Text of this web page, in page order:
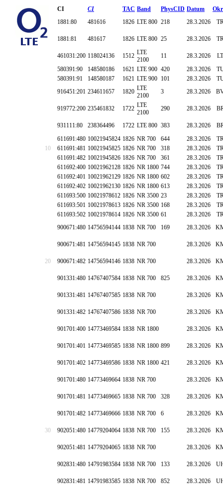
CI CI TAC Band PhysCID Datum
1881:80
481616 1826 LTE 800 218 28.3.2026
1881:81 481617 1826 LTE 800 25 28.3.2026
461031:200 118024136 1512 LTE
2100
11 28.3.2026
LT
580391:90
148580186 1621 LTE 900 420 28.3.2026
580391:91
148580187 1621 LTE 900 101 28.3.2026
916451:201 234611657 1820 LTE
2100
3 28.3.2026
919772:200 235461832 1722 LTE
2100
290 28.3.2026
931111:80 238364496 1722 LTE 800 383 28.3.2026
611691:480 10021945824 1826 NR 700 644 28.3.2026
10
611691:481 10021945825 1826 NR 700 318 28.3.2026
611691:482 10021945826 1826 NR 700 361 28.3.2026
611692:400 10021962128 1826 NR 1800 744 28.3.2026
611692:401 10021962129 1826 NR 1800 602 28.3.2026
611692:402 10021962130 1826 NR 1800 613 28.3.2026
611693:500 10021978612 1826 NR 3500 23 28.3.2026
611693:501 10021978613 1826 NR 3500 168 28.3.2026
611693:502 10021978614 1826 NR 3500 61 28.3.2026
900671:480 14756594144 1838 NR 700 169 28.3.2026
900671:481 14756594145 1838 NR 700 28.3.2026
20 900671:482 14756594146 1838 NR 700 28.3.2026
901331:480 14767407584 1838 NR 700 825 28.3.2026
901331:481 14767407585 1838 NR 700 28.3.2026
901331:482 14767407586 1838 NR 700 28.3.2026
901701:400 14773469584 1838 NR 1800 28.3.2026
901701:401 14773469585 1838 NR 1800 899 28.3.2026
901701:402 14773469586 1838 NR 1800 421 28.3.2026
901701:480 14773469664 1838 NR 700 28.3.2026
901701:481 14773469665 1838 NR 700 328 28.3.2026
901701:482 14773469666 1838 NR 700 6 28.3.2026
30 902051:480 14779204064 1838 NR 700 155 28.3.2026
902051:481 14779204065 1838 NR 700 28.3.2026
902831:480 14791983584 1838 NR 700 133 28.3.2026
902831:481 14791983585 1838 NR 700 852 28.3.2026